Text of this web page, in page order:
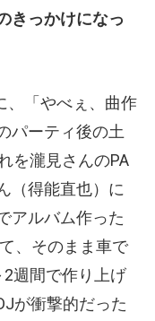
きっかけになっ
、「やべぇ、曲作
パーティ後の土
を瀧見さんのPA
（得能直也）に
アルバム作った
、そのまま車で
週間で作り上げ
が衝撃的だった